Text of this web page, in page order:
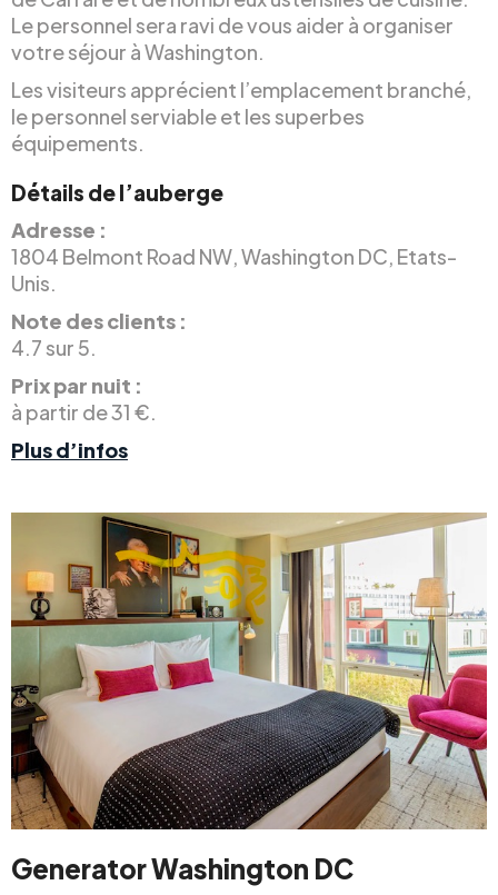
Le personnel sera ravi de vous aider à organiser
votre séjour à Washington.
Les visiteurs apprécient l’emplacement branché,
le personnel serviable et les superbes
équipements.
Détails de l’auberge
Adresse :
1804 Belmont Road NW, Washington DC, Etats-
Unis.
Note des clients :
4.7 sur 5.
Prix par nuit :
à partir de 31 €.
Plus d’infos
Generator Washington DC